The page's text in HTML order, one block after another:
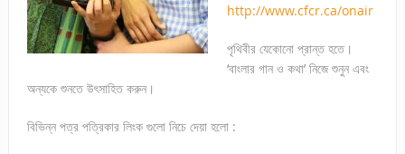
http://www.cfcr.ca/onair
পৃথিবীর যেকোনো প্রান্ত হতে।
‘বাংলার গান ও কথা’ নিজে শুনুন এবং
অন্যকে শুনতে উৎসাহিত করুন।
বিভিন্ন পত্র পত্রিকার লিংক গুলো নিচে দেয়া হলো :